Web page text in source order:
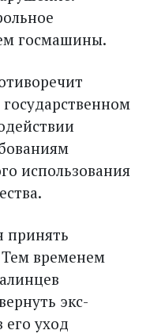
госмашины.
использования
принять
временем
экс-
его уход